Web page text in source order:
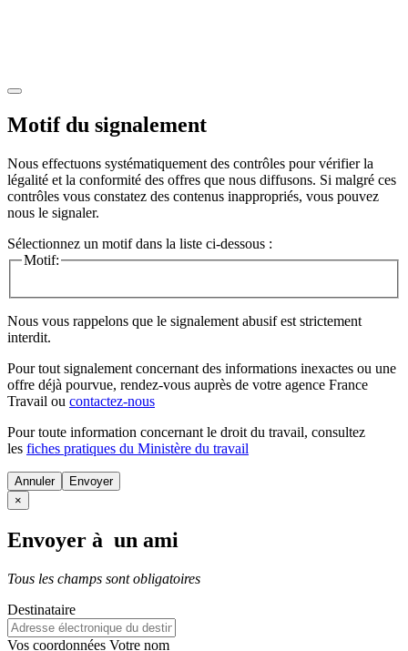
Motif du signalement
Nous effectuons systématiquement des contrôles pour vérifier la
légalité et la conformité des offres que nous diffusons. Si malgré ces
contrôles vous constatez des contenus inappropriés, vous pouvez
nous le signaler.
Sélectionnez un motif dans la liste ci-dessous :
Motif:
Nous vous rappelons que le signalement abusif est strictement
interdit.
Pour tout signalement concernant des informations inexactes ou une
offre déjà pourvue, rendez-vous auprès de votre agence France
Travail ou contactez-nous
Pour toute information concernant le droit du travail, consultez
les fiches pratiques du Ministère du travail
Annuler
×
Envoyer à un ami
Tous les champs sont obligatoires
Destinataire
Vos coordonnées Votre nom